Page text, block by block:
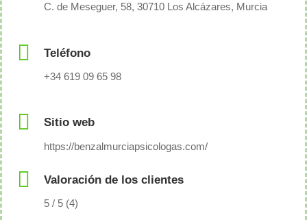
C. de Meseguer, 58, 30710 Los Alcázares, Murcia
Teléfono
+34 619 09 65 98
Sitio web
https://benzalmurciapsicologas.com/
Valoración de los clientes
5 / 5 (4)